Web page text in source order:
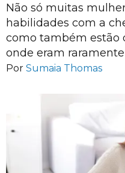
Não só muitas
habilidades com a
como também estão
onde eram raramente
Por Sumaia Thomas